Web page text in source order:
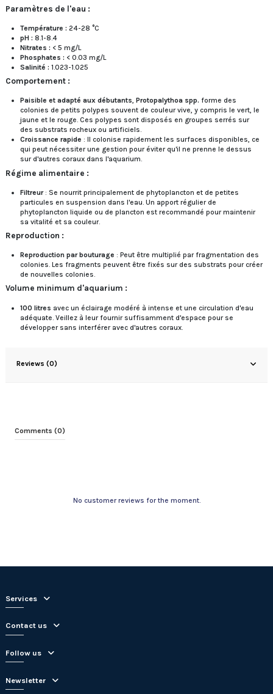
Paramètres de l'eau :
Température : 24-28 °C
pH : 8.1-8.4
Nitrates : < 5 mg/L
Phosphates : < 0.03 mg/L
Salinité : 1.023-1.025
Comportement :
Paisible et adapté aux débutants, Protopalythoa spp. forme des
colonies de petits polypes souvent de couleur vive, y compris le vert, le
jaune et le rouge. Ces polypes sont disposés en groupes serrés sur
des substrats rocheux ou artificiels.
Croissance rapide : Il colonise rapidement les surfaces disponibles, ce
qui peut nécessiter une gestion pour éviter qu'il ne prenne le dessus
sur d'autres coraux dans l'aquarium.
Régime alimentaire :
Filtreur: Se nourrit principalement de phytoplancton et de petites
particules en suspension dans l'eau. Un apport régulier de
phytoplancton liquide ou de plancton est recommandé pour maintenir
sa vitalité et sa couleur.
Reproduction :
Reproduction par bouturage : Peut être multiplié par fragmentation des
colonies. Les fragments peuvent être fixés sur des substrats pour créer
de nouvelles colonies.
Volume minimum d'aquarium :
100 litres avec un éclairage modéré à intense et une circulation d'eau
adéquate. Veillez à leur fournir suffisamment d'espace pour se
développer sans interférer avec d'autres coraux.
Reviews (0)
Comments (0)
No customer reviews for the moment.
Services
Contact us
Follow us
Newsletter